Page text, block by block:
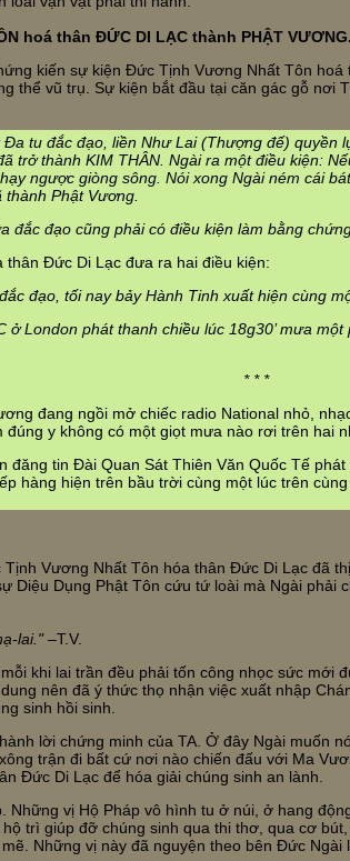
hoá thân ĐỨC DI LẠC thành PHẬT VƯƠNG.
kiến sự kiện Đức Tịnh Vương Nhất Tôn
thể vũ trụ. Sự kiện bắt đầu tại căn gác gỗ nơi
tu đắc đạo, liền Như Lai (Thượng đế)
trở thành KIM THÂN. Ngài ra một điều kiện:
ngược giòng sông. Nói xong Ngài ném cái
Phật Vương.
đắc đạo cũng phải có điều kiện làm bằng
Đức Di Lạc đưa ra hai điều kiện:
đạo, tối nay bảy Hành Tinh xuất hiện cùng
ở London phát thanh chiều lúc 18g30’ mưa
* * *
đang ngồi mở chiếc radio National nhỏ,
đúng y không có một giọt mưa nào rơi trên hai
đăng tin Đài Quan Sát Thiên Văn Quốc Tế
hàng hiện trên bầu trời cùng một lúc trên
Vương Nhất Tôn hóa thân Đức Di Lạc đã
Diệu Dụng Phật Tôn cứu tứ loài mà Ngài phải
lai."–T.V.
khi lai trần đều phải tốn công nhọc sức mới
nên đã ý thức thọ nhận việc xuất nhập
sinh hồi sinh.
lời chứng minh của TA. Ở đây Ngài muốn
trận đi bất cứ nơi nào chiến đấu với Ma
Đức Di Lạc để hóa giải chúng sinh an lành.
Những vị Hộ Pháp vô hình tu ở núi, ở hang
trì giúp đỡ chúng sinh qua thi thơ, qua cơ
Những vị này đã nguyện theo bên Đức